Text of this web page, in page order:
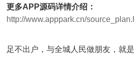
更多APP源码详情介绍：
http://www.apppark.cn/
足不出户，与全城人民做朋友，就是